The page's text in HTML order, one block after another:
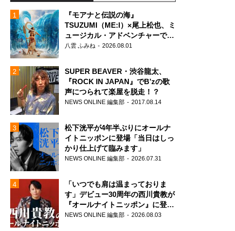
『モアナと伝説の海』
TSUZUMI（ME:I）×尾上松也、ミ
ュージカル・アドベンチャーで美
声を響かせる
八雲 ふみね 2026.08.01
SUPER BEAVER・渋谷龍太、
『ROCK IN JAPAN』でB’zの歌
声につられて楽屋を脱走！？
NEWS ONLINE 編集部 2017.08.14
松下洸平が4年半ぶりにオールナ
イトニッポンに登場「当日はしっ
かり仕上げて臨みます」
NEWS ONLINE 編集部 2026.07.31
「いつでも肩は温まっておりま
す」デビュー30周年の西川貴教が
『オールナイトニッポン』に登
場！
NEWS ONLINE 編集部 2026.08.03